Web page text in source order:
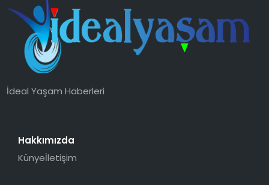
İdeal Yaşam Haberleri
Hakkımızda
Künyeİletişim